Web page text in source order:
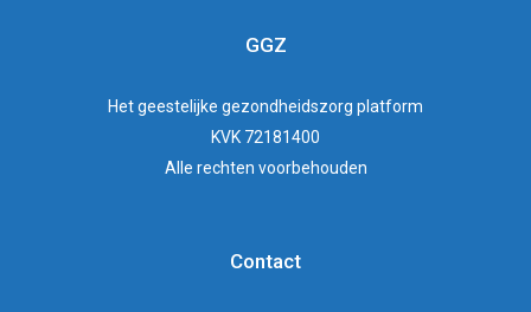
GGZ
Hetgeestelijke gezondheidszorg platform
KVK 72181400
Alle rechten voorbehouden
Contact